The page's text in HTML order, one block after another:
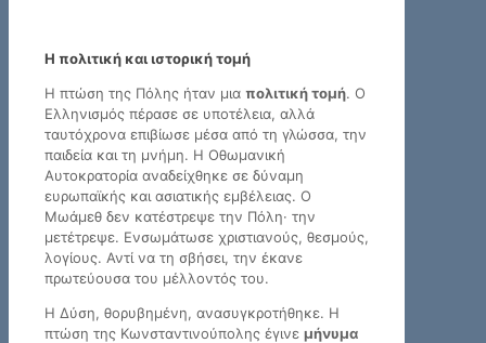
Η πολιτική και ιστορική τομή
Η πτώση της Πόλης ήταν μια πολιτική τομή. Ο
Ελληνισμός πέρασε σε υποτέλεια, αλλά
ταυτόχρονα επιβίωσε μέσα από τη γλώσσα, την
παιδεία και τη μνήμη. Η Οθωμανική
Αυτοκρατορία αναδείχθηκε σε δύναμη
ευρωπαϊκής και ασιατικής εμβέλειας. Ο
Μωάμεθ δεν κατέστρεψε την Πόλη· την
μετέτρεψε. Ενσωμάτωσε χριστιανούς, θεσμούς,
λογίους. Αντί να τη σβήσει, την έκανε
πρωτεύουσα του μέλλοντός του.
Η Δύση, θορυβημένη, ανασυγκροτήθηκε. Η
πτώση της Κωνσταντινούπολης έγινε μήνυμα